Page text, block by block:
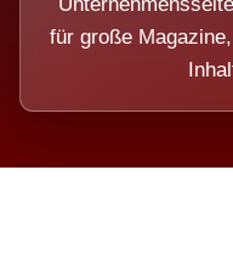
für große